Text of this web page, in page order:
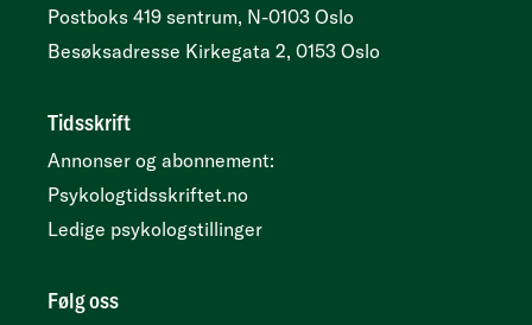
Postboks 419 sentrum, N-0103 Oslo
Besøksadresse Kirkegata 2, 0153 Oslo
Tidsskrift
Annonser og abonnement:
Psykologtidsskriftet.no
Ledige psykologstillinger
Følg oss